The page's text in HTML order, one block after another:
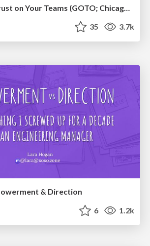
Refactoring Trust on Your Teams (GOTO; Chicago 2020)
35 3.7k
& Direction
6 1.2k